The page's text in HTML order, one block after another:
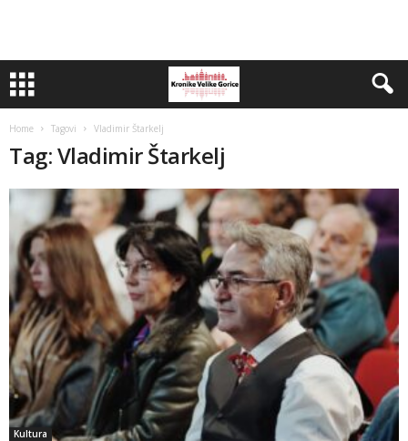
Home Tagovi Vladimir Štarkelj
Tag: Vladimir Štarkelj
Kultura